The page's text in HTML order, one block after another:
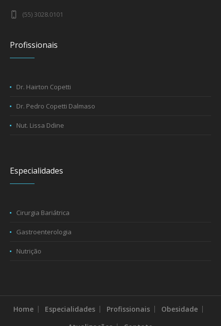
(55) 3028.0101
Profissionais
Dr. Hairton Copetti
Dr. Pedro Copetti Dalmaso
Nut. Lissa Ddine
Especialidades
Cirurgia Bariátrica
Gastroenterologia
Nutrição
Home Especialidades Profissionais
Obesidade